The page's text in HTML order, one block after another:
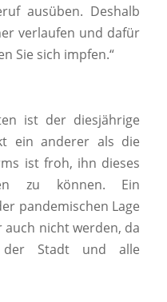
ausüben. Deshalb
verlaufen und dafür
Sie sich impfen.“
ist der diesjährige
ein anderer als die
ist froh, ihn dieses
zu können. Ein
pandemischen Lage
auch nicht werden, da
Stadt und alle